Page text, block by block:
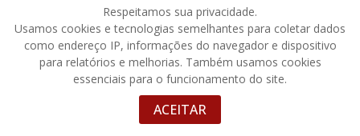
NEWSLETTER organizacao@acdcom.org.br
© 2025 · Congresso Brasileiro de Direito Comercial
Desenvolvido por situati
Respeitamos sua privacidade.
Usamos cookies e tecnologias semelhantes para coletar dados
como endereço IP, informações do navegador e dispositivo
para relatórios e melhorias. Também usamos cookies
essenciais para o funcionamento do site.
ACEITAR